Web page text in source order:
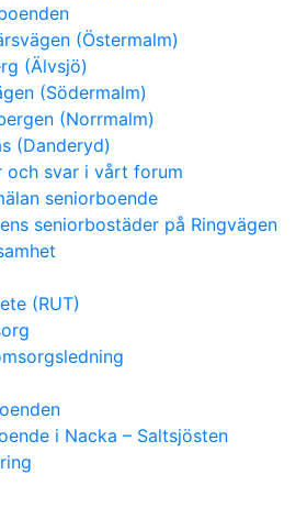
(Östermalm)
(Älvsjö)
(Södermalm)
(Norrmalm)
(Danderyd)
och svar i vårt forum
seniorboende
seniorbostäder på Ringvägen
(RUT)
i Nacka – Saltsjösten